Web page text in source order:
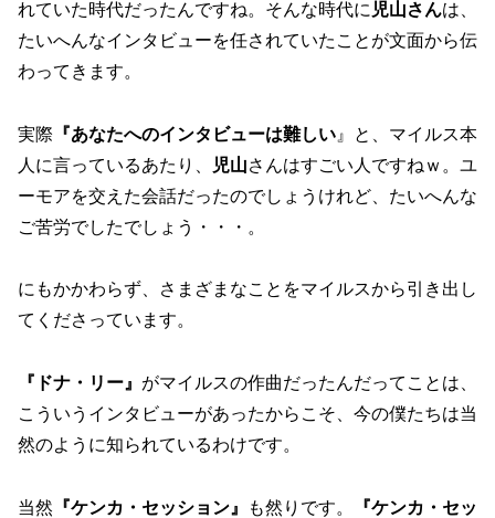
れていた時代だったんですね。そんな時代に 児山さんは、
たいへんなインタビューを任されていたことが文面から伝
わってきます。
実際 『あなたへのインタビューは難しい 』と、マイルス本
人に言っているあたり、
児山さんはすごい人ですねｗ。ユ
ーモアを交えた会話だったのでしょうけれど、たいへんな
ご苦労でしたでしょう・・・。
にもかかわらず、さまざまなことをマイルスから引き出し
てくださっています。
『ドナ・リー』 がマイルスの作曲だったんだってことは、
こういうインタビューがあったからこそ、今の僕たちは当
然のように知られているわけです。
当然 『ケンカ・セッション』 も然りです。
『ケンカ・セッ